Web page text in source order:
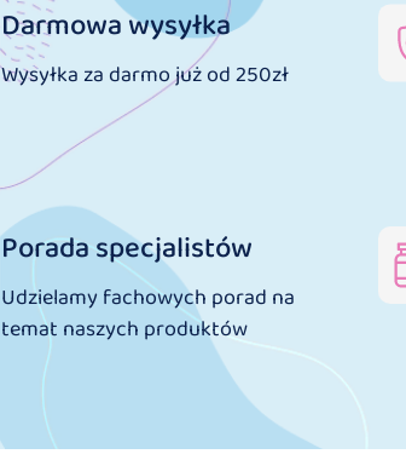
Darmowa wysyłka
Wysyłka za darmo już od 250zł
Porada specjalistów
Udzielamy fachowych porad na
temat naszych produktów